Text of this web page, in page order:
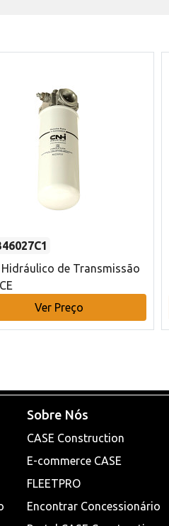
de Transmissão
Ver Preço
Sobre Nós
CASE Construction
E-commerce CASE
FLEETPRO
Encontrar Concessionário